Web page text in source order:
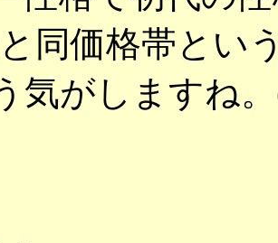
同価格帯とい
気がしますね